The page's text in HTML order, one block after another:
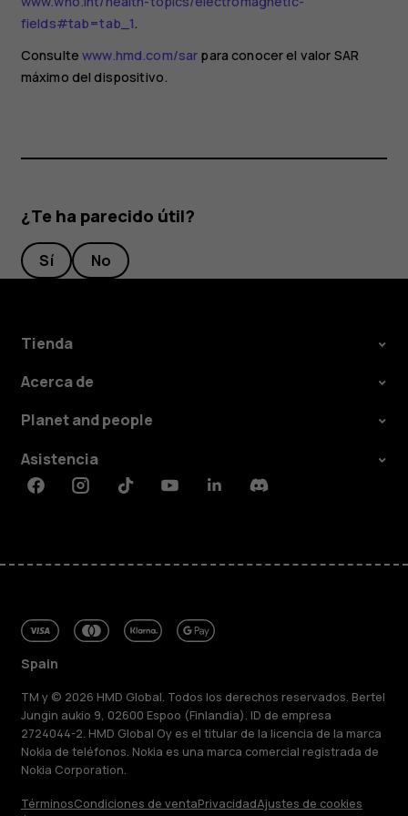
fields#tab=tab_1.
Consultewww.hmd.com/sar para conocer el valor SAR
máximo del dispositivo.
¿Te ha parecido útil?
Sí No
Tienda
Acerca de
Planet and people
Asistencia
FacebookInstagramTiktokYoutubeLinkedinDiscord
Spain
TM y © 2026 HMD Global. Todos los derechos reservados. Bertel
Jungin aukio 9, 02600 Espoo (Finlandia). ID de empresa
2724044-2. HMD Global Oy es el titular de la licencia de la marca
Nokia de teléfonos. Nokia es una marca comercial registrada de
Nokia Corporation.
TérminosCondiciones de ventaPrivacidadAjustes de cookies